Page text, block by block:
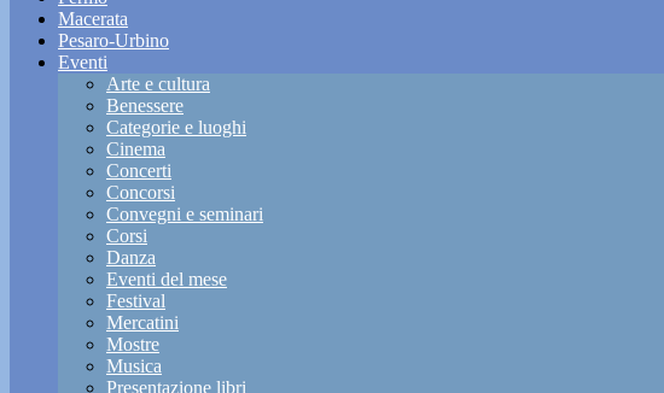
Macerata
Pesaro-Urbino
Eventi
Arte e cultura
Benessere
Categorie e luoghi
Cinema
Concerti
Concorsi
Convegni e seminari
Corsi
Danza
Eventi del mese
Festival
Mercatini
Mostre
Musica
Presentazione libri